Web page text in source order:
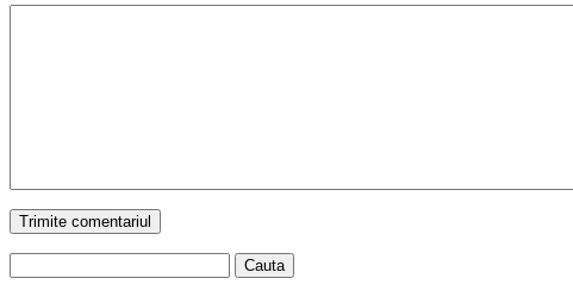
Trimite comentariul
Cauta